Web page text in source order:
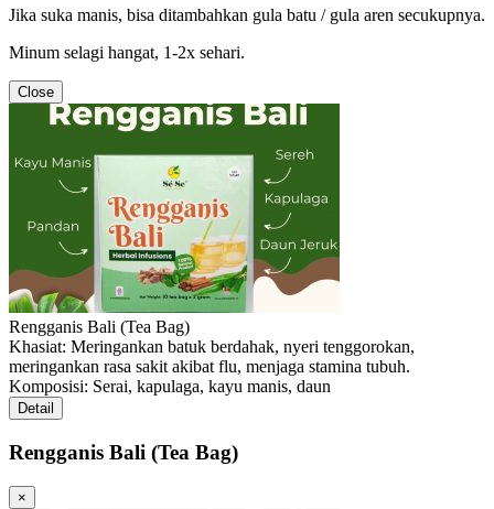
Jika suka manis, bisa ditambahkan gula batu / gula aren secukupnya.
Minum selagi hangat, 1-2x sehari.
Close
Rengganis Bali (Tea Bag)
Khasiat: Meringankan batuk berdahak, nyeri tenggorokan,
meringankan rasa sakit akibat flu, menjaga stamina tubuh.
Komposisi: Serai, kapulaga, kayu manis, daun
Detail
Rengganis Bali (Tea Bag)
×